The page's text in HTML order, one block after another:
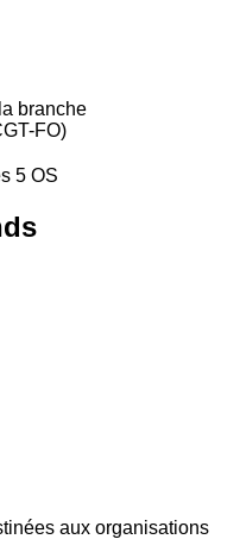
branche
FO)
5 OS
aux organisations